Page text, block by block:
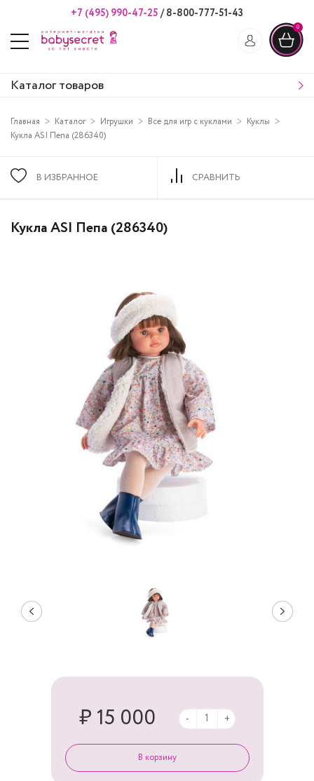
+7 (495) 990-47-25 /8-800-777-51-43
0
Каталог товаров
Главная Каталог Игрушки Все для игр с куклами
Куклы
Кукла ASI Пепа (286340)
В ИЗБРАННОЕ СРАВНИТЬ
Кукла ASI Пепа (286340)
₽ 15 000 - +